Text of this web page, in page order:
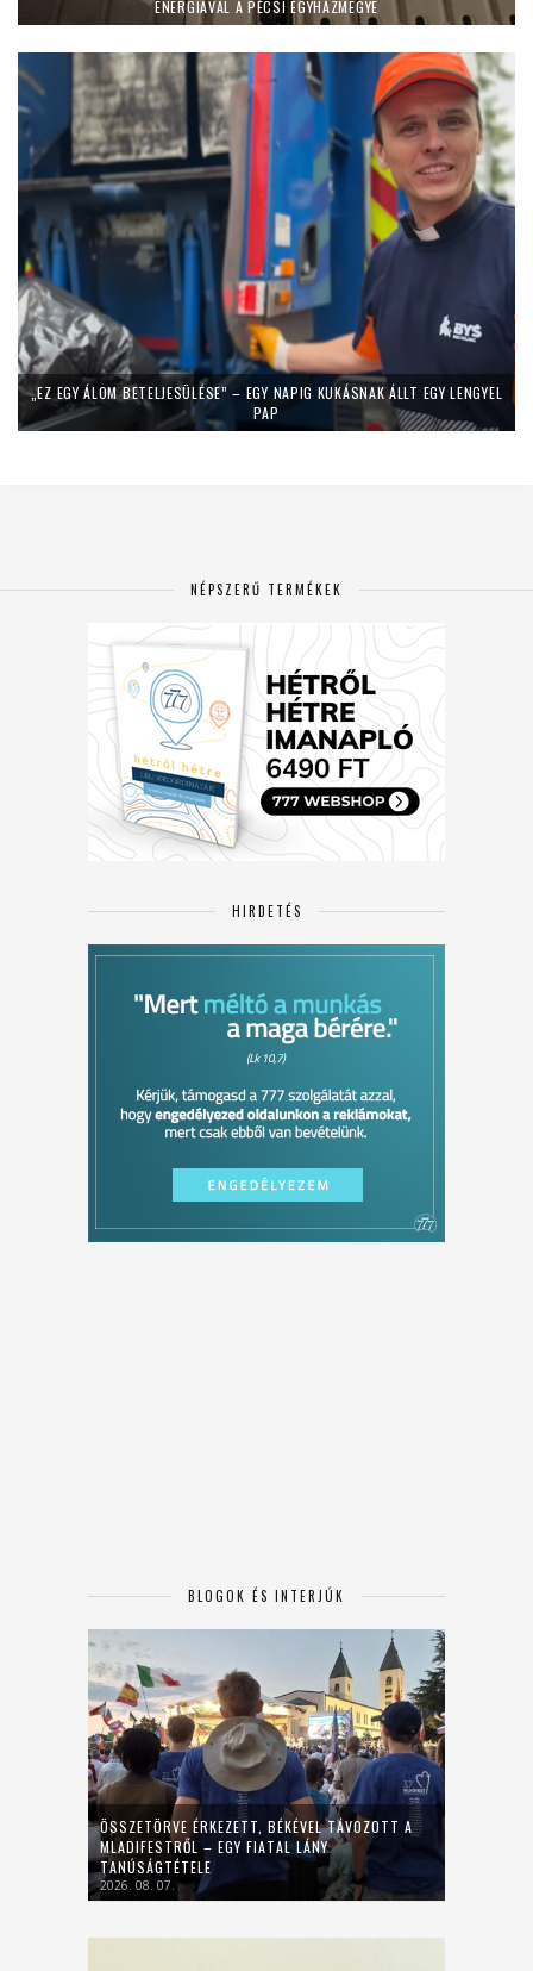
ENERGIÁVAL A PÉCSI EGYHÁZMEGYE
„EZ EGY ÁLOM BETELJESÜLÉSE” – EGY NAPIG KUKÁSNAK ÁLLT EGY LENGYEL
PAP
NÉPSZERŰ TERMÉKEK
HIRDETÉS
BLOGOK ÉS INTERJÚK
ÖSSZETÖRVE ÉRKEZETT, BÉKÉVEL TÁVOZOTT A
MLADIFESTRŐL – EGY FIATAL LÁNY
TANÚSÁGTÉTELE
2026. 08. 07.